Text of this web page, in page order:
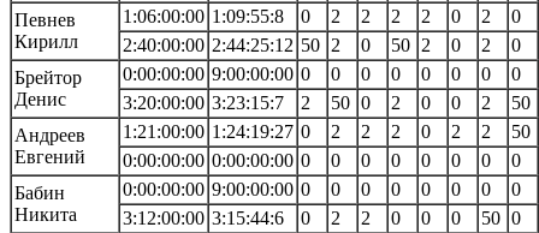
Певнев
Кирилл
1:06:00:00 1:09:55:8 0 2 2 2 2 0 2
0
2:40:00:00 2:44:25:12 50 2 0 50 2 0 2
0
Брейтор
Денис
0:00:00:00 9:00:00:00 0 0 0 0 0 0 0
0
3:20:00:00 3:23:15:7 2 50 0 2 0 0 2
50
Андреев
Евгений
1:21:00:00 1:24:19:27 0 2 2 2 0 2 2
50
0:00:00:00 0:00:00:00 0 0 0 0 0 0 0
0
Бабин
Никита
0:00:00:00 9:00:00:00 0 0 0 0 0 0 0
0
3:12:00:00 3:15:44:6 0 2 2 0 0 0 50 0